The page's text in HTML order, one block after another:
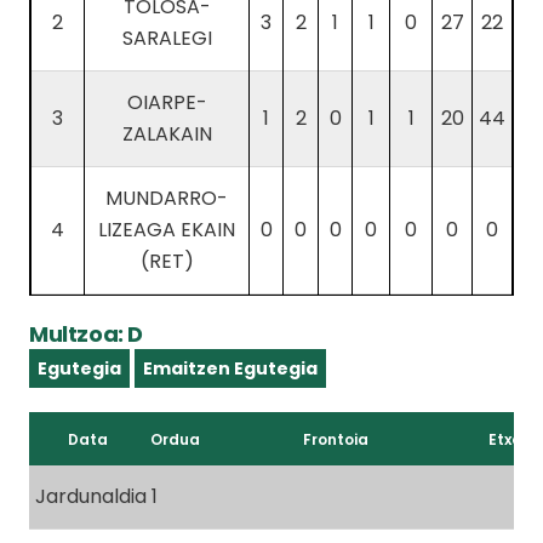
2
TOLOSA-
SARALEGI
3 2 1 1 0 27 22
3
OIARPE-
ZALAKAIN
1 2 0 1 1 20 44
4
MUNDARRO-
LIZEAGA EKAIN
(RET)
0 0 0 0 0 0 0
Multzoa: D
Egutegia Emaitzen Egutegia
Data Ordua Frontoia
Jardunaldia 1